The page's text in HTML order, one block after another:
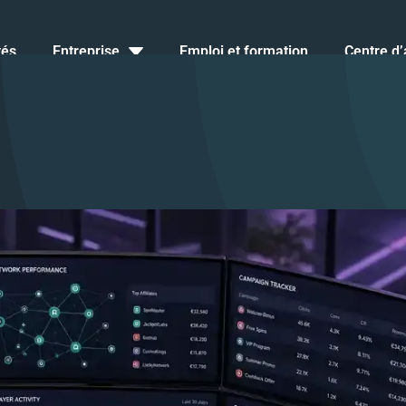
Entreprise Emploi et formation Centre